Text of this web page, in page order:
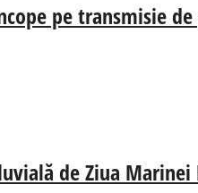
pe transmisie
de Ziua Marinei